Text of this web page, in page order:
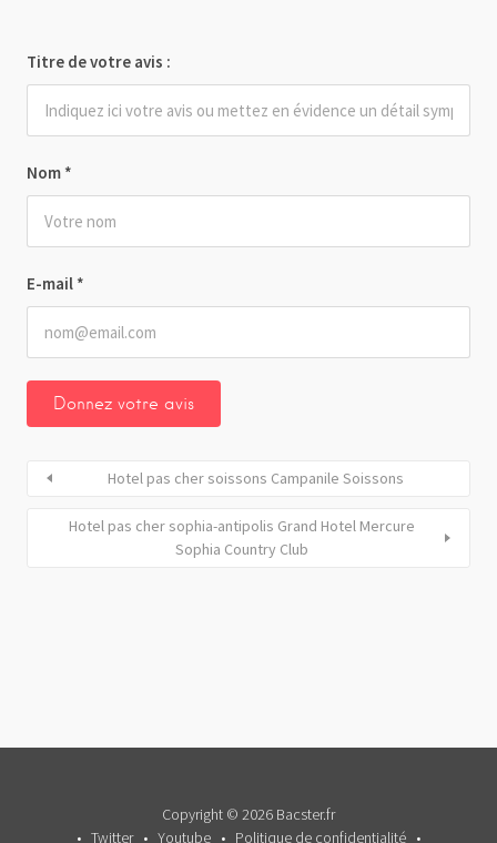
Nom *
E-mail *
Titre de votre avis :
Hotel pas cher soissons Campanile Soissons
Hotel pas cher sophia-antipolis Grand Hotel Mercure
Sophia Country Club
Copyright © 2026 Bacster.fr
Twitter
Youtube Politique de confidentialité